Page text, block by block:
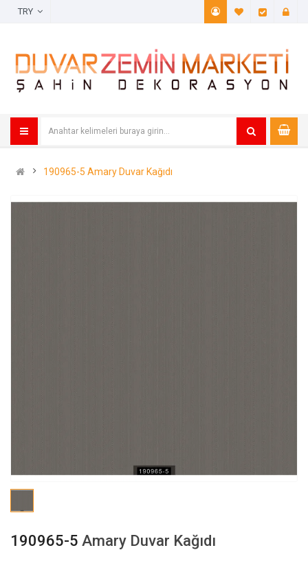
A. Listem
190965-5 Amary Duvar Kağıdı
190965-5 Amary Duvar Kağıdı